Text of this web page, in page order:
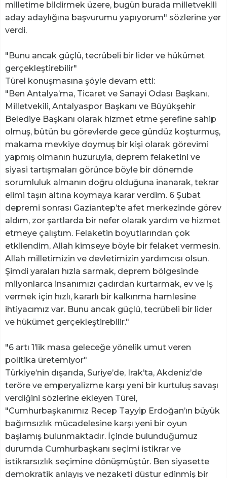
milletime bildirmek üzere, bugün burada milletvekili
aday adaylığına başvurumu yapıyorum" sözlerine yer
verdi.
"Bunu ancak güçlü, tecrübeli bir lider ve hükümet
gerçekleştirebilir"
Türel konuşmasına şöyle devam etti:
"Ben Antalya’ma, Ticaret ve Sanayi Odası Başkanı,
Milletvekili, Antalyaspor Başkanı ve Büyükşehir
Belediye Başkanı olarak hizmet etme şerefine sahip
olmuş, bütün bu görevlerde gece gündüz koşturmuş,
makama mevkiye doymuş bir kişi olarak görevimi
yapmış olmanın huzuruyla, deprem felaketini ve
siyasi tartışmaları görünce böyle bir dönemde
sorumluluk almanın doğru olduğuna inanarak, tekrar
elimi taşın altına koymaya karar verdim. 6 Şubat
depremi sonrası Gaziantep’te afet merkezinde görev
aldım, zor şartlarda bir nefer olarak yardım ve hizmet
etmeye çalıştım. Felaketin boyutlarından çok
etkilendim, Allah kimseye böyle bir felaket vermesin.
Allah milletimizin ve devletimizin yardımcısı olsun.
Şimdi yaraları hızla sarmak, deprem bölgesinde
milyonlarca insanımızı çadırdan kurtarmak, ev ve iş
vermek için hızlı, kararlı bir kalkınma hamlesine
ihtiyacımız var. Bunu ancak güçlü, tecrübeli bir lider
ve hükümet gerçekleştirebilir."
"6 artı 1’lik masa geleceğe yönelik umut veren
politika üretemiyor"
Türkiye’nin dışarıda, Suriye’de, Irak’ta, Akdeniz’de
teröre ve emperyalizme karşı yeni bir kurtuluş savaşı
verdiğini sözlerine ekleyen Türel,
"Cumhurbaşkanımız Recep Tayyip Erdoğan’ın büyük
bağımsızlık mücadelesine karşı yeni bir oyun
başlamış bulunmaktadır. İçinde bulunduğumuz
durumda Cumhurbaşkanı seçimi istikrar ve
istikrarsızlık seçimine dönüşmüştür. Ben siyasette
demokratik anlayış ve nezaketi düstur edinmiş bir